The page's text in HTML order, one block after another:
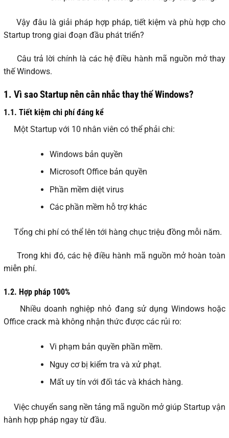
Vậy đâu là giải pháp hợp pháp, tiết kiệm và phù hợp cho
Startup trong giai đoạn đầu phát triển?
Câu trả lời chính là các hệ điều hành mã nguồn mở thay
thế Windows.
1. Vì sao Startup nên cân nhắc thay thế Windows?
1.1. Tiết kiệm chi phí đáng kể
Một Startup với 10 nhân viên có thể phải chi:
Windows bản quyền
Microsoft Office bản quyền
Phần mềm diệt virus
Các phần mềm hỗ trợ khác
Tổng chi phí có thể lên tới hàng chục triệu đồng mỗi năm.
Trong khi đó, các hệ điều hành mã nguồn mở hoàn toàn
miễn phí.
1.2. Hợp pháp 100%
Nhiều doanh nghiệp nhỏ đang sử dụng Windows hoặc
Office crack mà không nhận thức được các rủi ro:
Vi phạm bản quyền phần mềm.
Nguy cơ bị kiểm tra và xử phạt.
Mất uy tín với đối tác và khách hàng.
Việc chuyển sang nền tảng mã nguồn mở giúp Startup vận
hành hợp pháp ngay từ đầu.